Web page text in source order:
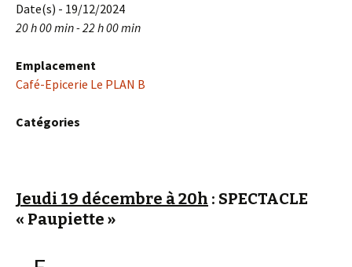
Date(s) - 19/12/2024
20 h 00 min - 22 h 00 min
Emplacement
Café-Epicerie Le PLAN B
Catégories
Jeudi 19 décembre à 20h : SPECTACLE
« Paupiette »